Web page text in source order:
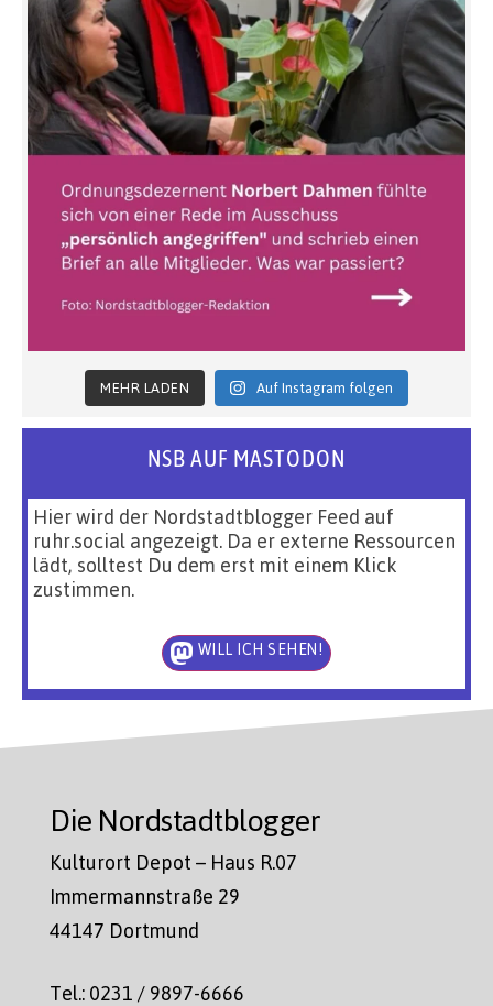
MEHR LADEN Auf Instagram folgen
NSB AUF MASTODON
Hier wird der Nordstadtblogger Feed auf
ruhr.social angezeigt. Da er externe Ressourcen
lädt, solltest Du dem erst mit einem Klick
zustimmen.
WILL ICH SEHEN!
Die Nordstadtblogger
Kulturort Depot – Haus R.07
Immermannstraße 29
44147 Dortmund
Tel.: 0231 / 9897-6666